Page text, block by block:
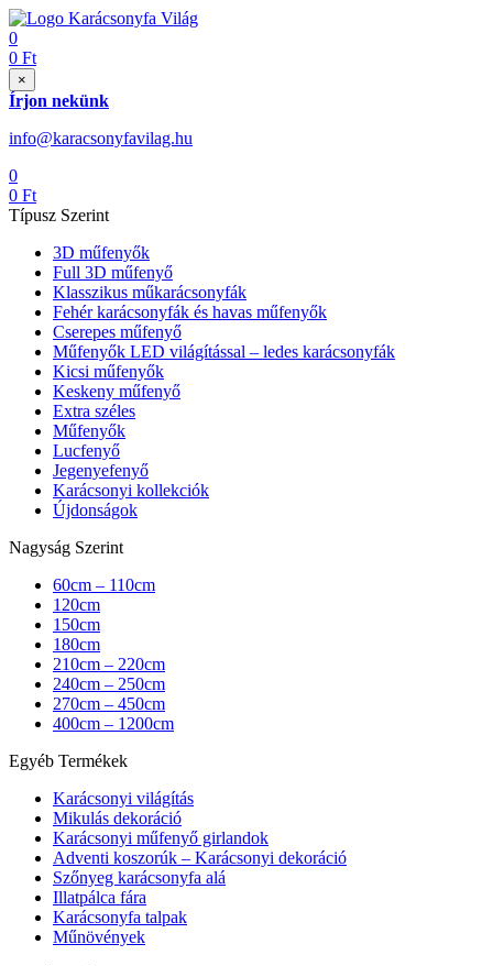
0
0 Ft
×
Írjon nekünk
info@karacsonyfavilag.hu
0
0 Ft
Típusz Szerint
3D műfenyők
Full 3D műfenyő
Klasszikus műkarácsonyfák
Fehér karácsonyfák és havas műfenyők
Cserepes műfenyő
Műfenyők LED világítással – ledes karácsonyfák
Kicsi műfenyők
Keskeny műfenyő
Extra széles
Műfenyők
Lucfenyő
Jegenyefenyő
Karácsonyi kollekciók
Újdonságok
Nagyság Szerint
60cm – 110cm
120cm
150cm
180cm
210cm – 220cm
240cm – 250cm
270cm – 450cm
400cm – 1200cm
Egyéb Termékek
Karácsonyi világítás
Mikulás dekoráció
Karácsonyi műfenyő girlandok
Adventi koszorúk – Karácsonyi dekoráció
Szőnyeg karácsonyfa alá
Illatpálca fára
Karácsonyfa talpak
Műnövények